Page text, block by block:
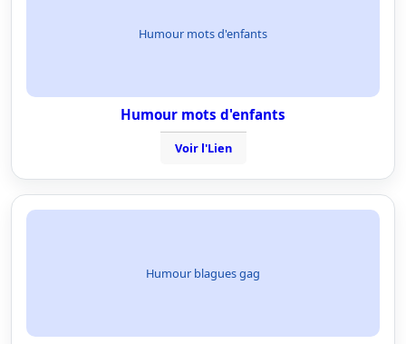
Humour mots d'enfants
Humour mots d'enfants
Voir l'Lien
Humour blagues gag